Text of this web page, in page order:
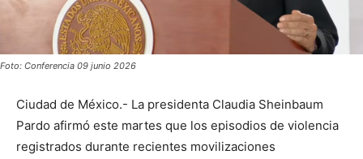
Foto: Conferencia 09 junio 2026
Ciudad de México.- La presidenta Claudia Sheinbaum
Pardo afirmó este martes que los episodios de violencia
registrados durante recientes movilizaciones